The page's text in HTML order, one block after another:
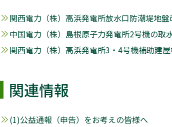
関西電力（株）高浜発電所放水口防潮堤地
中国電力（株）島根原子力発電所2号機の取
関西電力（株）高浜発電所3・4号機補助建
関連情報
(1)公益通報（申告）をお考えの皆様へ